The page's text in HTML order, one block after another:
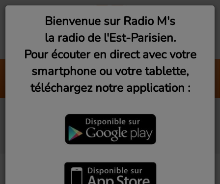
Valerie (Live At BBC)
Amy Winehouse
Rencontre avec le
rappeur Aga
Bienvenue sur Radio M's
la radio de l'Est-Parisien.
Pour écouter en direct avec votre
smartphone ou votre tablette,
téléchargez notre application :